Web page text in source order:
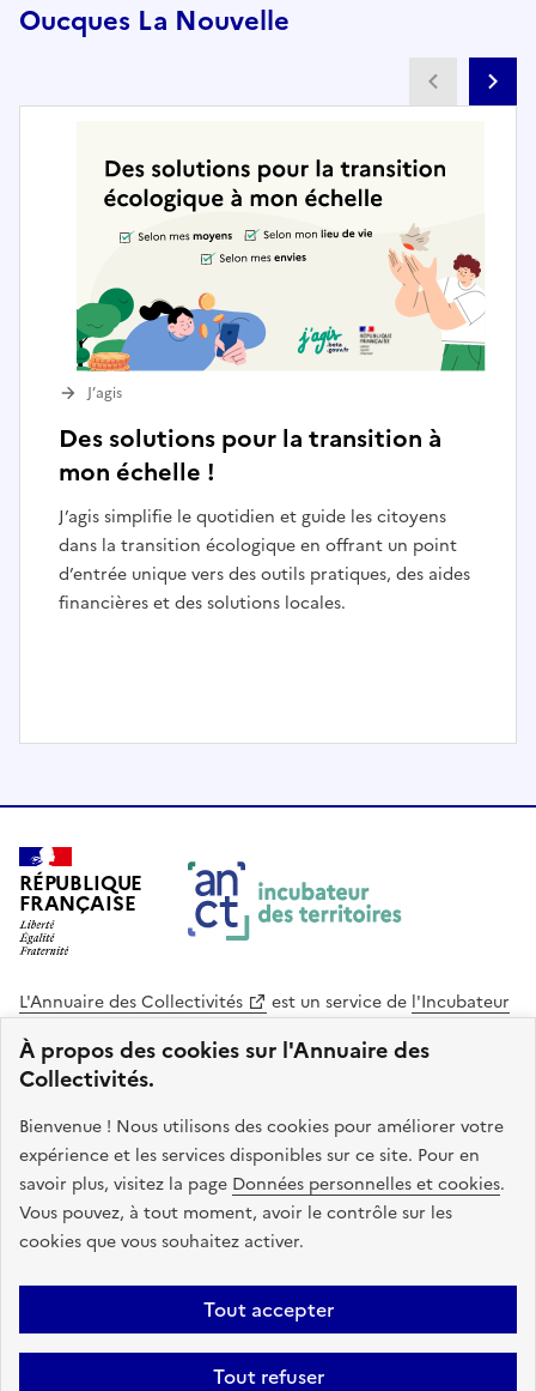
À propos des cookies sur l'Annuaire des
Collectivités.
Bienvenue ! Nous utilisons des cookies pour améliorer votre
expérience et les services disponibles sur ce site. Pour en
savoir plus, visitez la page Données personnelles et cookies.
Vous pouvez, à tout moment, avoir le contrôle sur les
cookies que vous souhaitez activer.
Tout accepter
Tout refuser
Oucques La Nouvelle
Des solutions pour la transition à
mon échelle !
J’agis simplifie le quotidien et guide les citoyens
dans la transition écologique en offrant un point
d’entrée unique vers des outils pratiques, des aides
financières et des solutions locales.
J’agis
e
m
1
o
f
3
RÉPUBLIQUE
FRANÇAISE
L'Annuaire des Collectivités est un service de l'Incubateur
des Territoires
Cohésion des Territoires
. Le code source de ce site web
est disponible en licence libre. Le design de ce site est conçu
avec le système de design de l’État.
legifrance.gouv.fr
info.gouv.fr
service-public.gouv.fr
data.gouv.fr
Plan du site Accessibilite : non conforme
Mentions légales
Politique de confidentialité
Gestion des cookies FAQ
Kit de
Statistiques Code source